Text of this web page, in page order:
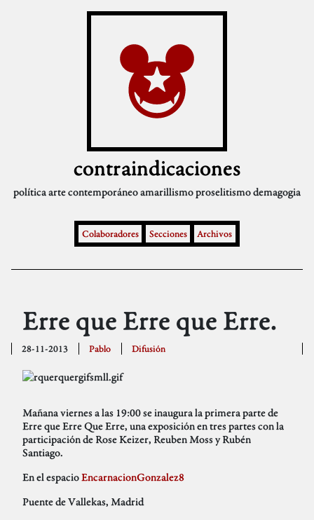
contraindicaciones
políticaarte contemporáneoamarillismoproselitismodemagogia
Colaboradores Secciones Archivos
Erre que Erre que Erre.
28-11-2013 Pablo Difusión
Mañana viernes a las 19:00 se inaugura la primera parte de
Erre que Erre Que Erre, una exposición en tres partes con la
participación de Rose Keizer, Reuben Moss y Rubén
Santiago.
En el espacioEncarnacionGonzalez8
Puente de Vallekas, Madrid